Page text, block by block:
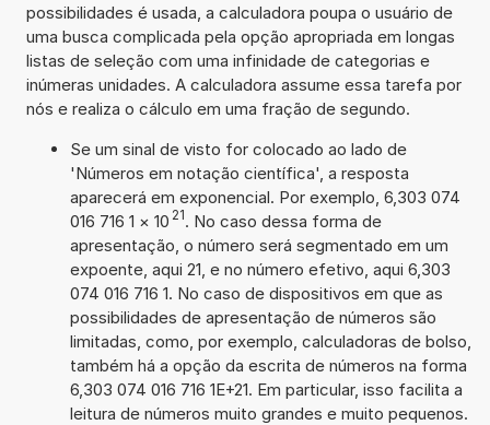
possibilidades é usada, a calculadora poupa o usuário de
uma busca complicada pela opção apropriada em longas
listas de seleção com uma infinidade de categorias e
inúmeras unidades. A calculadora assume essa tarefa por
nós e realiza o cálculo em uma fração de segundo.
Se um sinal de visto for colocado ao lado de
'Números em notação científica', a resposta
aparecerá em exponencial. Por exemplo, 6,303 074
016 716 1 × 10 21. No caso dessa forma de
apresentação, o número será segmentado em um
expoente, aqui 21, e no número efetivo, aqui 6,303
074 016 716 1. No caso de dispositivos em que as
possibilidades de apresentação de números são
limitadas, como, por exemplo, calculadoras de bolso,
também há a opção da escrita de números na forma
6,303 074 016 716 1E+21. Em particular, isso facilita a
leitura de números muito grandes e muito pequenos.